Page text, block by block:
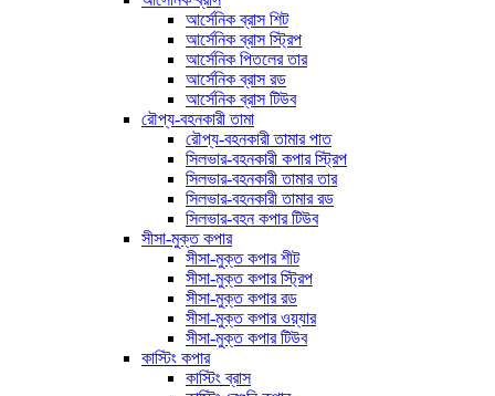
আর্সেনিক ব্রাস শিট
আর্সেনিক ব্রাস স্ট্রিপ
আর্সেনিক পিতলের তার
আর্সেনিক ব্রাস রড
আর্সেনিক ব্রাস টিউব
রৌপ্য-বহনকারী তামা
রৌপ্য-বহনকারী তামার পাত
সিলভার-বহনকারী কপার স্ট্রিপ
সিলভার-বহনকারী তামার তার
সিলভার-বহনকারী তামার রড
সিলভার-বহন কপার টিউব
সীসা-মুক্ত কপার
সীসা-মুক্ত কপার শীট
সীসা-মুক্ত কপার স্ট্রিপ
সীসা-মুক্ত কপার রড
সীসা-মুক্ত কপার ওয়্যার
সীসা-মুক্ত কপার টিউব
কাস্টিং কপার
কাস্টিং ব্রাস